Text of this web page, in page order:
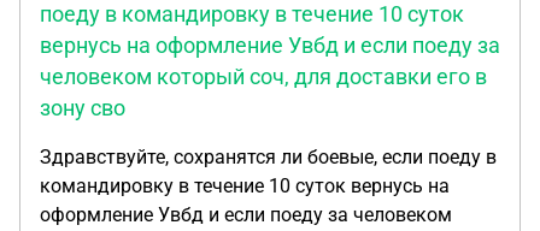
поеду в командировку в течение 10 суток
вернусь на оформление Увбд и если поеду за
человеком который соч, для доставки его в
зону сво
Здравствуйте, сохранятся ли боевые, если поеду в
командировку в течение 10 суток вернусь на
оформление Увбд и если поеду за человеком